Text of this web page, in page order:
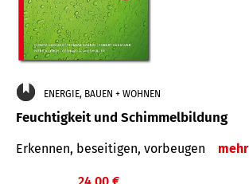
ENERGIE, BAUEN + WOHNEN
Feuchtigkeit und Schimmelbildung
Erkennen, beseitigen, vorbeugen mehr